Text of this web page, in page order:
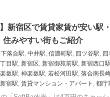
】新宿区で賃貸家賃が安い駅
住みやすい街もご紹介
下落合駅, 中井駅, 信濃町駅, 四ツ谷駅,
目駅, 新宿区, 新宿御苑前駅, 新宿西口駅
坂駅, 神楽坂駅, 若松河田駅, 落合南長
宿駅, 賃貸マンション・アパート , 都庁